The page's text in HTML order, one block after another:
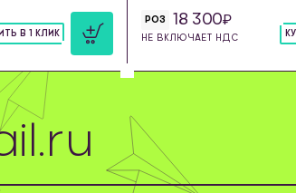
В 1 КЛИК
РОЗ 18 300
НЕ ВКЛЮЧАЕТ НДС